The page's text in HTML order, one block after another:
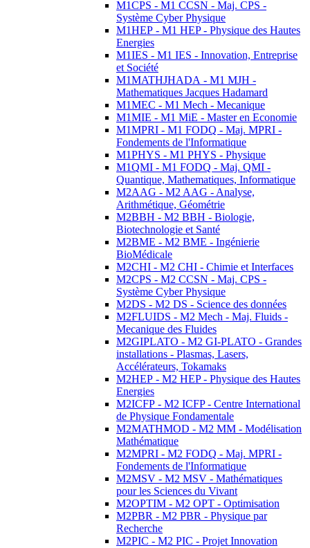
M1CPS - M1 CCSN - Maj. CPS -
Système Cyber Physique
M1HEP - M1 HEP - Physique des Hautes
Energies
M1IES - M1 IES - Innovation, Entreprise
et Société
M1MATHJHADA - M1 MJH -
Mathematiques Jacques Hadamard
M1MEC - M1 Mech - Mecanique
M1MIE - M1 MiE - Master en Economie
M1MPRI - M1 FODQ - Maj. MPRI -
Fondements de l'Informatique
M1PHYS - M1 PHYS - Physique
M1QMI - M1 FODQ - Maj. QMI -
Quantique, Mathematiques, Informatique
M2AAG - M2 AAG - Analyse,
Arithmétique, Géométrie
M2BBH - M2 BBH - Biologie,
Biotechnologie et Santé
M2BME - M2 BME - Ingénierie
BioMédicale
M2CHI - M2 CHI - Chimie et Interfaces
M2CPS - M2 CCSN - Maj. CPS -
Système Cyber Physique
M2DS - M2 DS - Science des données
M2FLUIDS - M2 Mech - Maj. Fluids -
Mecanique des Fluides
M2GIPLATO - M2 GI-PLATO - Grandes
installations - Plasmas, Lasers,
Accélérateurs, Tokamaks
M2HEP - M2 HEP - Physique des Hautes
Energies
M2ICFP - M2 ICFP - Centre International
de Physique Fondamentale
M2MATHMOD - M2 MM - Modélisation
Mathématique
M2MPRI - M2 FODQ - Maj. MPRI -
Fondements de l'Informatique
M2MSV - M2 MSV - Mathématiques
pour les Sciences du Vivant
M2OPTIM - M2 OPT - Optimisation
M2PBR - M2 PBR - Physique par
Recherche
M2PIC - M2 PIC - Projet Innovation